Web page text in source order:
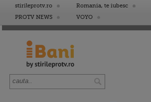
stirileprotv.ro Romania, te iubesc
PROTV NEWS
VOYO